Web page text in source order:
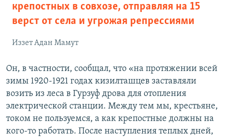
крепостных в совхозе, отправляя на 15
верст от села и угрожая репрессиями
Иззет Адан Мамут
Он, в частности, сообщал, что «на протяжении всей
зимы 1920-1921 годах кизилташцев заставляли
возить из леса в Гурзуф дрова для отопления
электрической станции. Между тем мы, крестьяне,
током не пользуемся, а как крепостные должны на
кого-то работать. После наступления теплых дней,